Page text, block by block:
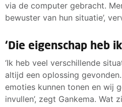
via de computer gebracht.
bewuster van hun situatie’,
‘Die eigenschap heb
‘Ik heb veel verschillende
altijd een oplossing
emoties kunnen tonen en wij
invullen’, zegt Gankema. Wat